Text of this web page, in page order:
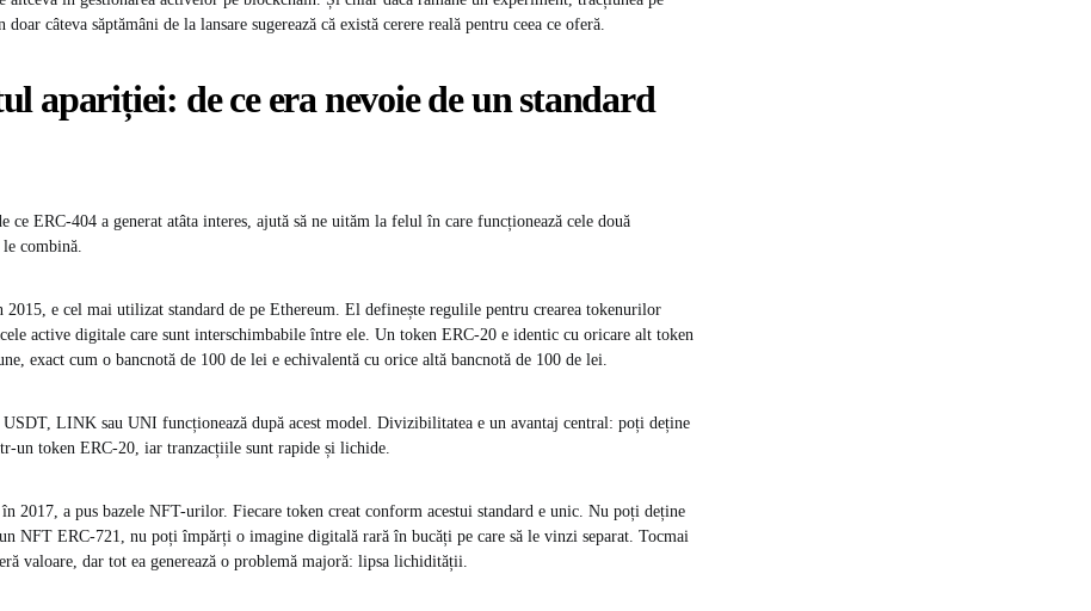
doar câteva săptămâni de la lansare sugerează că există cerere reală pentru ceea ce oferă.
apariției: de ce era nevoie de un standard
ce ERC-404 a generat atâta interes, ajută să ne uităm la felul în care funcționează cele două
le combină.
2015, e cel mai utilizat standard de pe Ethereum. El definește regulile pentru crearea tokenurilor
active digitale care sunt interschimbabile între ele. Un token ERC-20 e identic cu oricare alt token
exact cum o bancnotă de 100 de lei e echivalentă cu orice altă bancnotă de 100 de lei.
LINK sau UNI funcționează după acest model. Divizibilitatea e un avantaj central: poți deține
un token ERC-20, iar tranzacțiile sunt rapide și lichide.
2017, a pus bazele NFT-urilor. Fiecare token creat conform acestui standard e unic. Nu poți deține
NFT ERC-721, nu poți împărți o imagine digitală rară în bucăți pe care să le vinzi separat. Tocmai
valoare, dar tot ea generează o problemă majoră: lipsa lichidității.